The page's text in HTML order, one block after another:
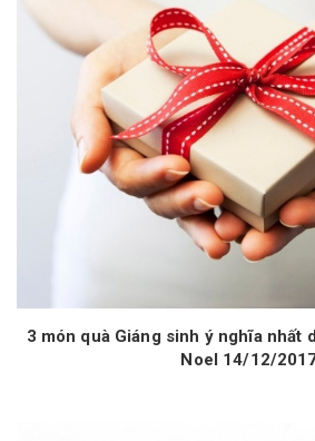
3 món quà Giáng sinh ý nghĩa nhất
Noel 14/12/